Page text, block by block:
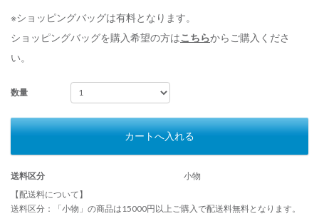
※ショッピングバッグは有料となります。
ショッピングバッグを購入希望の方はこちらからご購入くださ
い。
数量
カートへ入れる
送料区分
小物
【配送料について】
送料区分：「小物」の商品は15000円以上ご購入で配送料無料となります。